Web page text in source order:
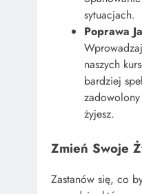
sytuacjach.
Poprawa
naszych
bardziej
żyjesz.
Zmień Swoje
Zastanów się, co